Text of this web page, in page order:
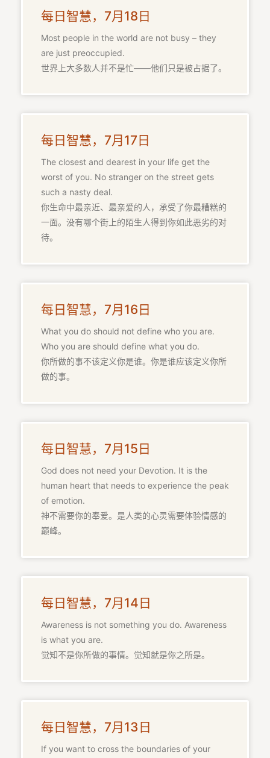
每日智慧，7月18日
Most people in the world are not busy – they
are just preoccupied.
世界上大多数人并不是忙——他们只是被占据了。
每日智慧，7月17日
The closest and dearest in your life get the
worst of you. No stranger on the street gets
such a nasty deal.
你生命中最亲近、最亲爱的人，承受了你最糟糕的
一面。没有哪个街上的陌生人得到你如此恶劣的对
待。
每日智慧，7月16日
What you do should not define who you are.
Who you are should define what you do.
你所做的事不该定义你是谁。你是谁应该定义你所
做的事。
每日智慧，7月15日
God does not need your Devotion. It is the
human heart that needs to experience the peak
of emotion.
神不需要你的奉爱。是人类的心灵需要体验情感的
巅峰。
每日智慧，7月14日
Awareness is not something you do. Awareness
is what you are.
觉知不是你所做的事情。觉知就是你之所是。
每日智慧，7月13日
If you want to cross the boundaries of your